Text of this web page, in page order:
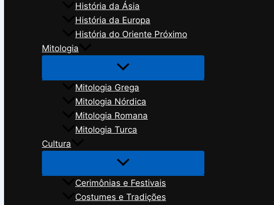
História da Ásia
História da Europa
História do Oriente Próximo
Mitologia
Mitologia Grega
Mitologia Nórdica
Mitologia Romana
Mitologia Turca
Cultura
Cerimônias e Festivais
Costumes e Tradições